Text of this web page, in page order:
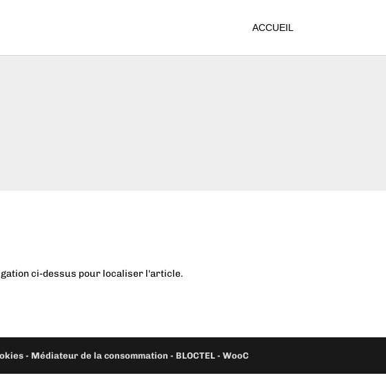
ACCUEIL
ci-dessus pour localiser l'article.
- Médiateur de la consommation - BLOCTEL -WooC